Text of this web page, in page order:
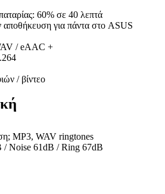
60% σε 40 λεπτά
για πάντα στο ASUS
/ eAAC +
/ βίντεο
MP3, WAV ringtones
/ Noise 61dB / Ring 67dB